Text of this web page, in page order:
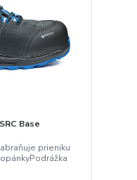
Base
prieniku